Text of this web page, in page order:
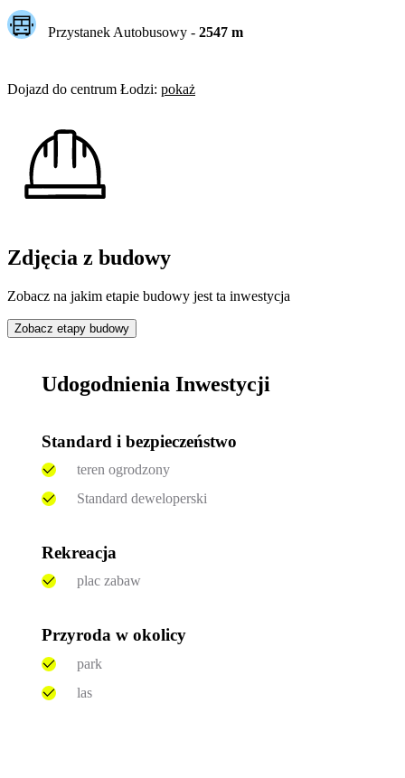
Przystanek Autobusowy - 2547m
Dojazd do centrum Łodzi: pokaż
Zdjęcia z budowy
Zobacz na jakim etapie budowy jest ta inwestycja
Zobacz etapy budowy
Udogodnienia Inwestycji
Standard i bezpieczeństwo
teren ogrodzony
Standard deweloperski
Rekreacja
plac zabaw
Przyroda w okolicy
park
las